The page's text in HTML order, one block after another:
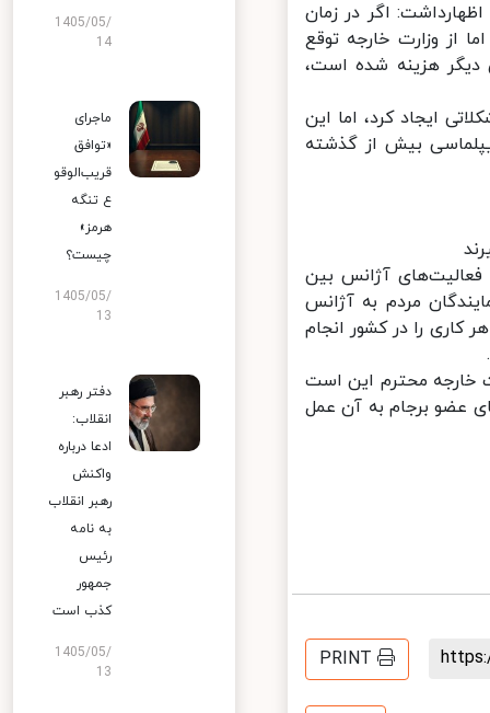
اگر در زمان
از وزارت خارجه توقع
هزینه شده است،
ایجاد کرد، اما این
بیش از گذشته
آژانس بین
مردم به آژانس
را در کشور انجام
خارجه محترم این است
برجام به آن عمل
PRINT
1405/05/
14
ماجرای
«توافق
قریب‌الوقو
ع تنگه
هرمز»
چیست؟
1405/05/
13
دفتر رهبر
انقلاب:
ادعا درباره
واکنش
رهبر انقلاب
به نامه
رئیس
جمهور
کذب است
1405/05/
13